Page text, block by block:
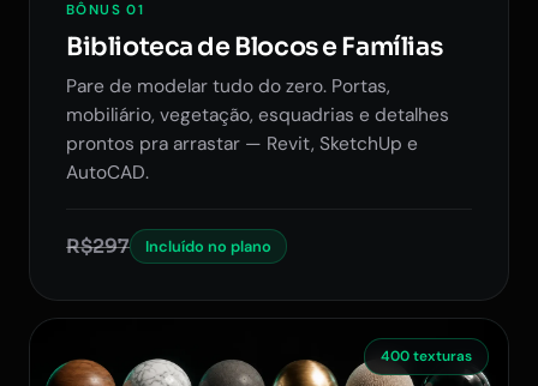
BÔNUS 01
Biblioteca de Blocos e Famílias
Pare de modelar tudo do zero. Portas,
mobiliário, vegetação, esquadrias e detalhes
prontos pra arrastar — Revit, SketchUp e
AutoCAD.
R$297 Incluído no plano
400 texturas